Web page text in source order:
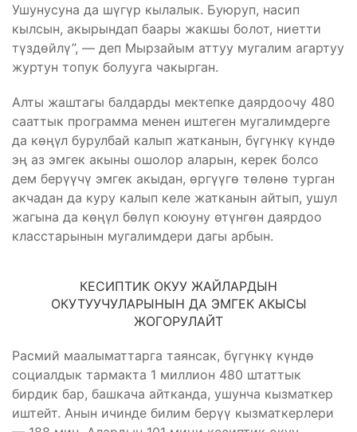
Ушунусуна да шүгүр кылалык. Буюруп, насип
кылсын, акырындап баары жакшы болот, ниетти
түздөйлү”, — деп Мырзайым аттуу мугалим агартуу
журтун топук болууга чакырган.
Алты жаштагы балдарды мектепке даярдоочу 480
сааттык программа менен иштеген мугалимдерге
да көңүл бурулбай калып жатканын, бүгүнкү күндө
эң аз эмгек акыны ошолор аларын, керек болсо
дем берүүчү эмгек акыдан, өргүүгө төлөнө турган
акчадан да куру калып келе жатканын айтып, ушул
жагына да көңүл бөлүп коюуну өтүнгөн даярдоо
класстарынын мугалимдери дагы арбын.
КЕСИПТИК ОКУУ ЖАЙЛАРДЫН
ОКУТУУЧУЛАРЫНЫН ДА ЭМГЕК АКЫСЫ
ЖОГОРУЛАЙТ
Расмий маалыматтарга таянсак, бүгүнкү күндө
социалдык тармакта 1 миллион 480 штаттык
бирдик бар, башкача айтканда, ушунча кызматкер
иштейт. Анын ичинде билим берүү кызматкерлери